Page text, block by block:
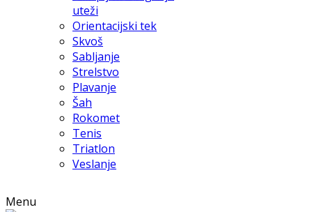
uteži
Orientacijski tek
Skvoš
Sabljanje
Strelstvo
Plavanje
Šah
Rokomet
Tenis
Triatlon
Veslanje
Menu